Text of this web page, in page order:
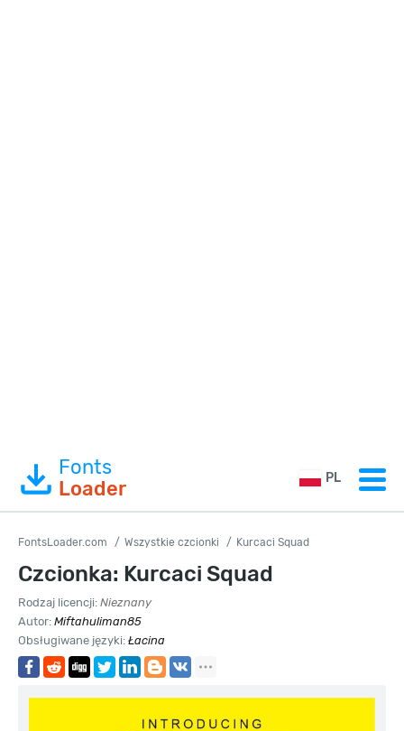
Fonts
Loader
PL
FontsLoader.com Wszystkie czcionki Kurcaci Squad
Czcionka: Kurcaci Squad
Rodzaj licencji: Nieznany
Autor: Miftahuliman85
Obsługiwane języki: Łacina